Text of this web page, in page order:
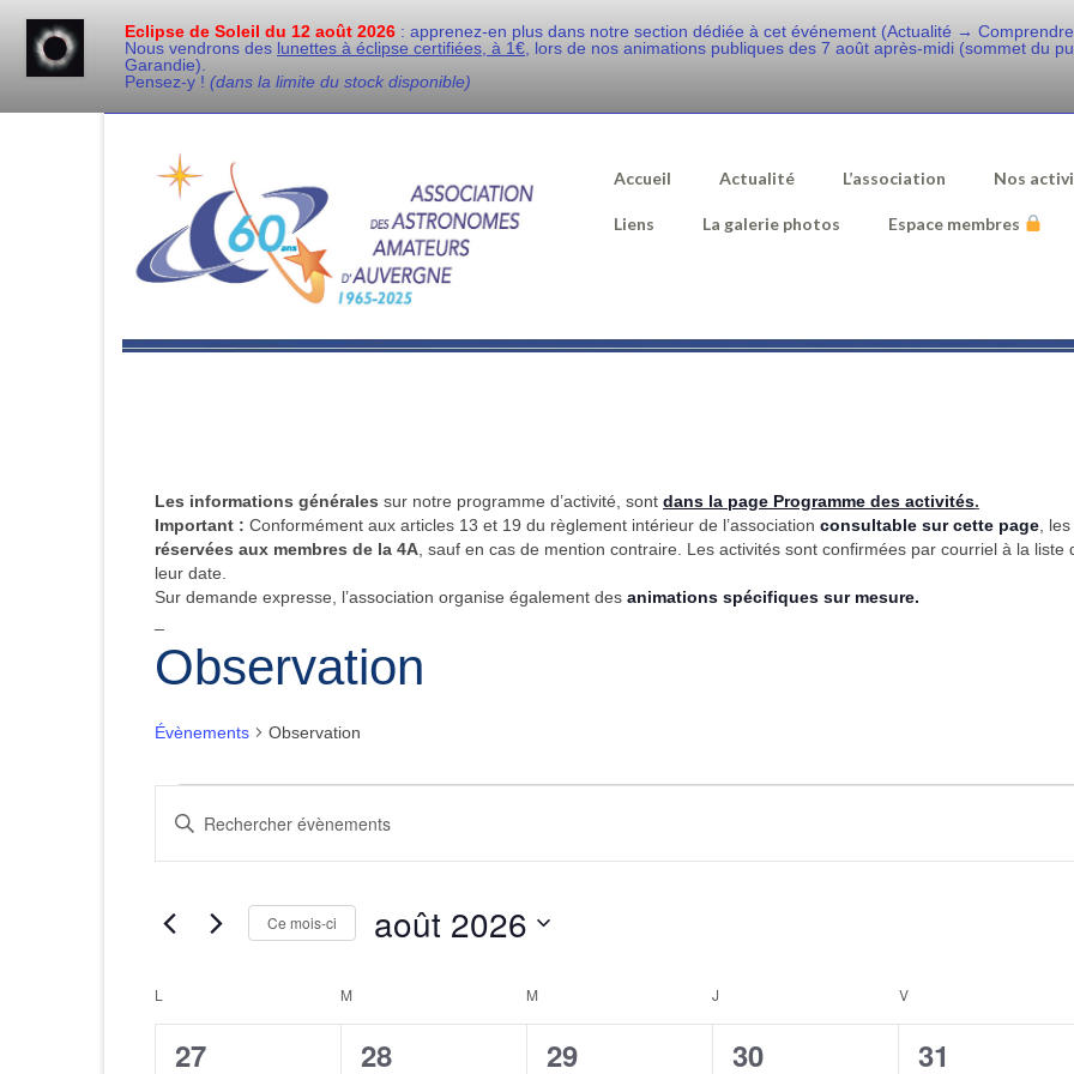
Eclipse de Soleil du 12 août 2026 : apprenez-en plus dans notre section dédiée à cet événement (Actualité → Comprendre
Nous vendrons des lunettes à éclipse certifiées, à 1€, lors de nos animations publiques des 7 août après-midi (sommet du
Garandie).
Pensez-y ! (dans la limite du stock disponible)
Accueil Actualité L’association Nos
Liens La galerie photos Espace membres
Les informations générales sur notre programme d’activité, sont dans la page Programme des activités.
Important : Conformément aux articles 13 et 19 du règlement intérieur de l’association consultable sur cette page ,
réservées aux membres de la 4A , sauf en cas de mention contraire. Les activités sont confirmées par courriel à la
leur date.
Sur demande expresse, l’association organise également des animations spécifiques sur mesure.
Observation
Évènements Observation
Évènements
Recherche
et
navigation
vues
Évènements
Saisir
mot-
clé.
Évènements
par
Ce mois-ci août 2026
Calendrier
de
L M M J VVENDREDI
0
27
0
28
0
29
0
30
0
31